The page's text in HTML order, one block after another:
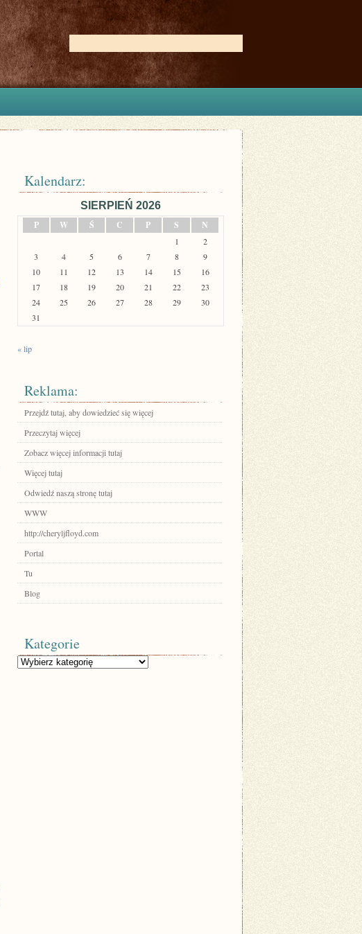
Kalendarz:
SIERPIEŃ 2026
P
W Ś C P S N
1
2
3
4 5 6 7 8
9
10
11 12 13 14 15
16
17
18 19 20 21 22
23
24
25 26 27 28 29
30
31
« lip
Reklama:
Przejdź tutaj, aby dowiedzieć się więcej
Przeczytaj więcej
Zobacz więcej informacji tutaj
Więcej tutaj
Odwiedź naszą stronę tutaj
WWW
http://cheryljfloyd.com
Portal
Tu
Blog
Kategorie
Kategorie